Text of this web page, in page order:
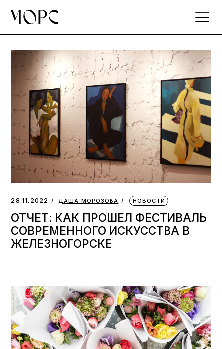
the
28.11.2022 ДАША МОРОЗОВА НОВОСТИ
ОТЧЕТ: КАК ПРОШЕЛ ФЕСТИВАЛЬ
СОВРЕМЕННОГО ИСКУССТВА В
ЖЕЛЕЗНОГОРСКЕ